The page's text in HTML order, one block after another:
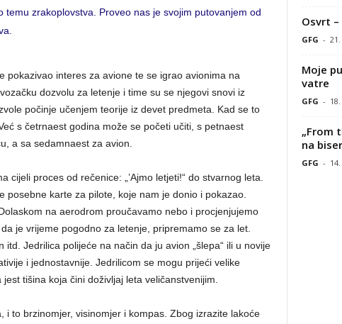
temu zrakoplovstva. Proveo nas je svojim putovanjem od
pokazivao interes za avione te se igrao avionima na
dozvolu za letenje i time su se njegovi snovi iz
počinje učenjem teorije iz devet predmeta. Kad se to
s četrnaest godina može se početi učiti, s petnaest
a sa sedamnaest za avion.
cijeli proces od rečenice: „’Ajmo letjeti!“ do stvarnog leta.
posebne karte za pilote, koje nam je donio i pokazao.
na aerodrom proučavamo nebo i procjenjujemo
je vrijeme pogodno za letenje, pripremamo se za let.
Jedrilica polijeće na način da ju avion „šlepa“ ili u novije
i jednostavnije. Jedrilicom se mogu prijeći velike
tišina koja čini doživljaj leta veličanstvenijim.
i to brzinomjer, visinomjer i kompas. Zbog izrazite lakoće
Osvrt –
GFG -
Moje
vatre
GFG -
„From
na
GFG -